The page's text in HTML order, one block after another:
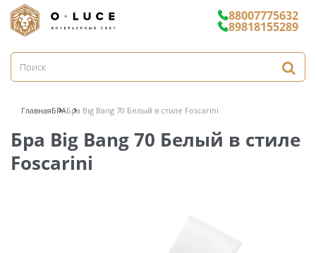
88007775632
89818155289
ГлавнаяБРАБра Big Bang 70 Белый в стиле Foscarini
Бра Big Bang 70 Белый в стиле
Foscarini